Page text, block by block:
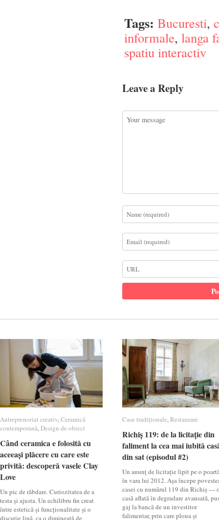
Tags: Bucuresti,
informale, langa
spatiu interactiv
Leave a Reply
Antreprenoriat creativ,Ceramică
contemporană,Design de obiect
Când ceramica e folosită cu
aceeași plăcere cu care este
privită: descoperă vasele Clay
Love
Un pic de răbdare. Curiozitatea de a
testa și ajusta. Un echilibru fin creat
între estetică și funcționalitate și o
discuție lină, ca o dimineață de
Antreprenoriat creativ Ceramică
contemporană Design de obiect
Când ceramica e folosită cu
aceeași plăcere cu care este
privită: descoperă vasele Clay
Love
Case tradiționale,Restaurare
Richiș 119: de la licitație din
faliment la cea mai iubită
din sat (episodul #2)
Un anunț de licitație lipit pe o
în vara lui 2012. Așa începe
casei cu numărul 119 din Richiș —
casă aflată în degradare avansată,
gaj la bancă de un investitor
falimentar, prin care ploua și
Case tradiționale Restaurare
Richiș 119: de la licitație din
faliment la cea mai iubită
din sat (episodul #2)